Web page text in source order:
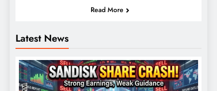
Latest News
Read More